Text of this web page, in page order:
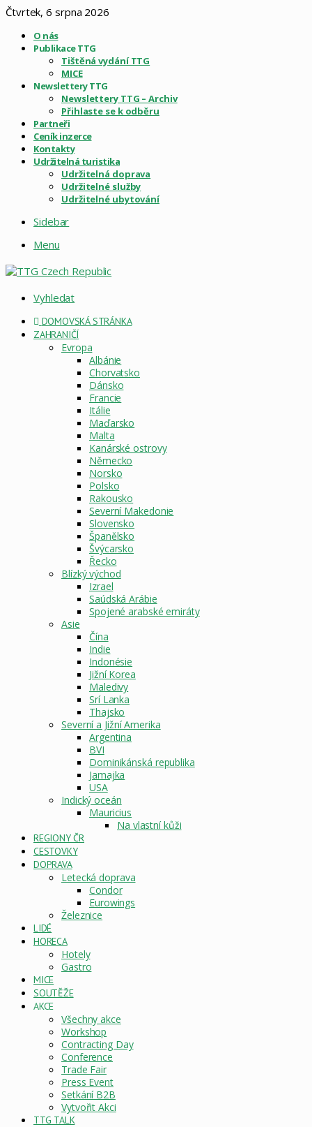
Čtvrtek, 6 srpna 2026
O nás
Publikace TTG
Tištěná vydání TTG
MICE
Newslettery TTG
Newslettery TTG – Archiv
Přihlaste se k odběru
Partneři
Ceník inzerce
Kontakty
Udržitelná turistika
Udržitelná doprava
Udržitelné služby
Udržitelné ubytování
Sidebar
Menu
Vyhledat
DOMOVSKÁ STRÁNKA
ZAHRANIČÍ
Evropa
Albánie
Chorvatsko
Dánsko
Francie
Itálie
Maďarsko
Malta
Kanárské ostrovy
Německo
Norsko
Polsko
Rakousko
Severní Makedonie
Slovensko
Španělsko
Švýcarsko
Řecko
Blízký východ
Izrael
Saúdská Arábie
Spojené arabské emiráty
Asie
Čína
Indie
Indonésie
Jižní Korea
Maledivy
Srí Lanka
Thajsko
Severní a Jižní Amerika
Argentina
BVI
Dominikánská republika
Jamajka
USA
Indický oceán
Mauricius
Na vlastní kůži
REGIONY ČR
CESTOVKY
DOPRAVA
Letecká doprava
Condor
Eurowings
Železnice
LIDÉ
HORECA
Hotely
Gastro
MICE
SOUTĚŽE
AKCE
Všechny akce
Workshop
Contracting Day
Conference
Trade Fair
Press Event
Setkání B2B
Vytvořit Akci
TTG TALK